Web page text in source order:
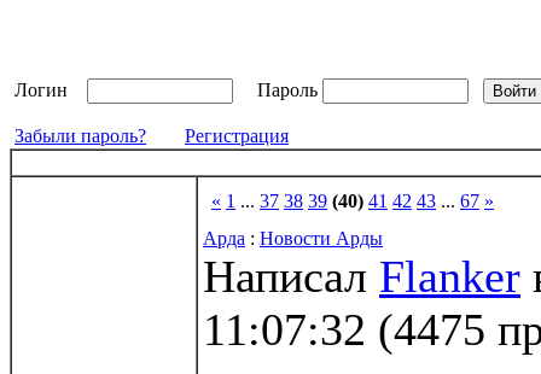
Логин Пароль
Забыли пароль? Регистрация
« 1 ... 37 38 39 (40) 41 42 43 ... 67 »
Арда : Новости Арды
Написал Flanker
11:07:32 (4475